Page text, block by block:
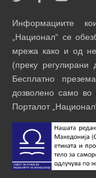
Информациите
„Национал“ се
мрежа како и од
(преку регулирани
Бесплатно
дозволено само во
Порталот